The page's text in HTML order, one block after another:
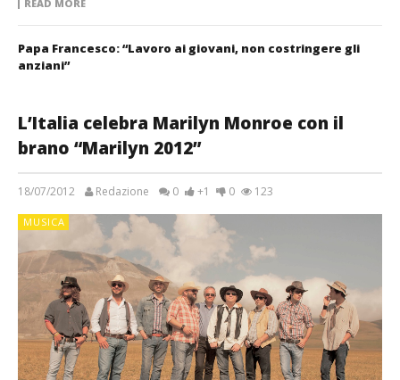
READ MORE
Papa Francesco: “Lavoro ai giovani, non costringere gli
anziani”
L’Italia celebra Marilyn Monroe con il
brano “Marilyn 2012”
18/07/2012 Redazione 0 +1 0 123
MUSICA